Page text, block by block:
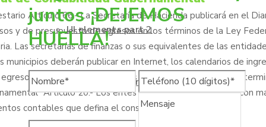
UI elements part 2
UI elements part 3
Artículo 66.- La Secretaría de Hacienda publicará en el
y de presupuesto de egresos en los términos de la Ley
Las secretarías de finanzas o sus equivalentes de las
deberán publicar en Internet, los calendarios de
con base mensual, en los formatos y plazos que
Artículo 20.- Los entes públicos deberán contar con
contables que defina el consejo.
juntos ¡DEJEMOS
HUELLA!